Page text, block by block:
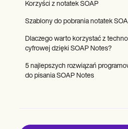
DAR Note Template
Help Center
Training Hub
Webinars
Switch to Carepatron
Become a Partner
Korzyści z notatek SOAP
Szablony do pobrania notatek
Dlaczego warto korzystać z
cyfrowej dzięki SOAP Notes?
5 najlepszych rozwiązań
do pisania SOAP Notes